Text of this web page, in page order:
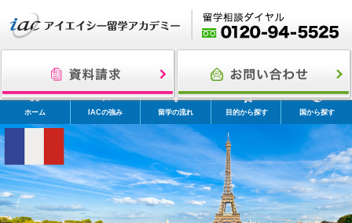
ホーム IACの強み 留学の流れ 目的から探す 国から探す